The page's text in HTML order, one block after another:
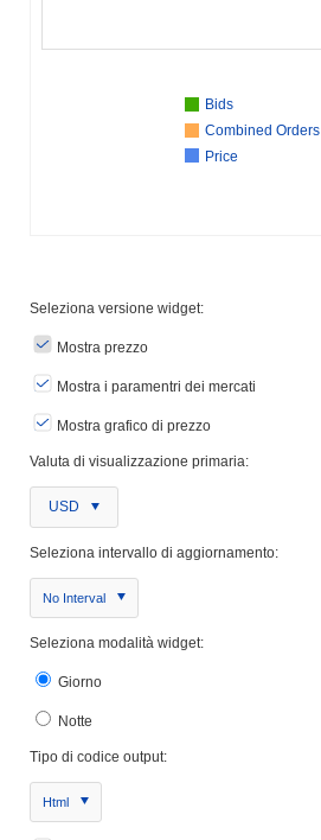
Bids
Combined Orders
Price
Seleziona versione widget:
Mostra prezzo
Mostra i paramentri dei mercati
Mostra grafico di prezzo
Valuta di visualizzazione primaria:
USD
Seleziona intervallo di aggiornamento:
No Interval
Seleziona modalità widget:
Giorno
Notte
Tipo di codice output:
Html